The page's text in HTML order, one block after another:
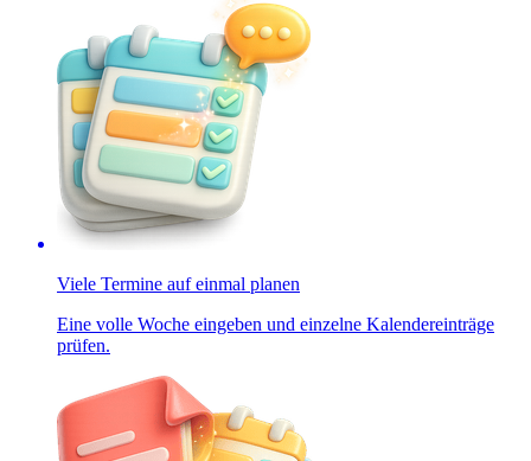
Viele Termine auf einmal planen
Eine volle Woche eingeben und einzelne Kalendereinträge
prüfen.